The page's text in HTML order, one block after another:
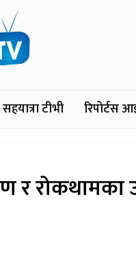
सहयात्रा टीभी रिपोर्टस
र रोकथामका